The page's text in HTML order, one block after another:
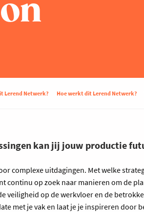
Lerend Netwerk? Hoe werkt dit Lerend Netwerk?
kan jij jouw productie
complexe uitdagingen. Met welke
continu op zoek naar manieren om de
veiligheid op de werkvloer en de
met je vak en laat je je inspireren door